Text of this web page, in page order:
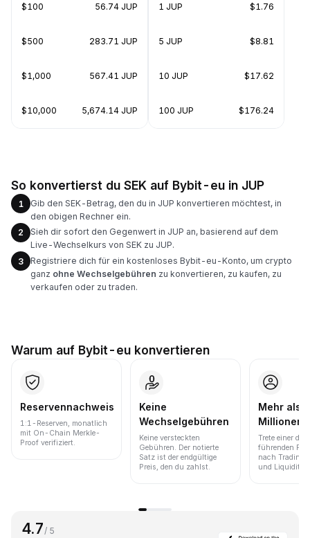
$100 56.74 JUP
$500 283.71 JUP
$1,000 567.41 JUP
$10,000 5,674.14 JUP
1 JUP $1.76
5 JUP $8.81
10 JUP $17.62
100 JUP $176.24
So konvertierst du SEK auf Bybit-eu in JUP
1
Gib den SEK-Betrag, den du in JUP konvertieren möchtest, in
den obigen Rechner ein.
2
Sieh dir sofort den Gegenwert in JUP an, basierend auf dem
Live-Wechselkurs von SEK zu JUP.
3
Registriere dich für ein kostenloses Bybit-eu-Konto, um crypto
ganz ohne Wechselgebühren zu konvertieren, zu kaufen, zu
verkaufen oder zu traden.
Warum auf Bybit-eu konvertieren
Reservennachweis
1:1-Reserven, monatlich
mit On-Chain Merkle-
Proof verifiziert.
Keine
Wechselgebühren
Keine versteckten
Gebühren. Der notierte
Satz ist der endgültige
Preis, den du zahlst.
Mehr als
Millionen
Trete einer der
führenden
nach Trading-
und Liquidität
4.7 / 5